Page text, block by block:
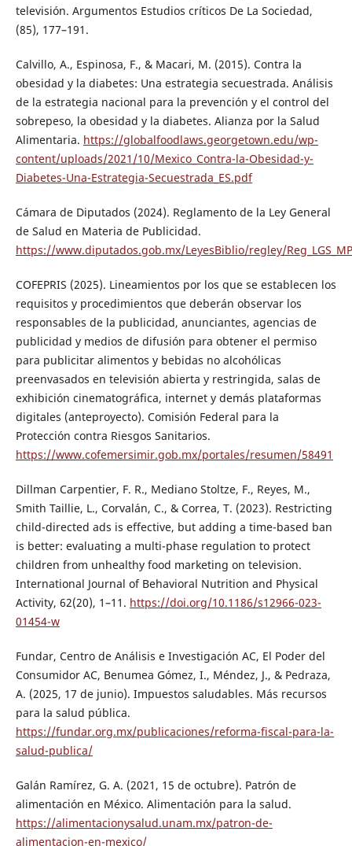
televisión. Argumentos Estudios críticos De La Sociedad,
(85), 177–191.
Calvillo, A., Espinosa, F., & Macari, M. (2015). Contra la
obesidad y la diabetes: Una estrategia secuestrada. Análisis
de la estrategia nacional para la prevención y el control del
sobrepeso, la obesidad y la diabetes. Alianza por la Salud
Alimentaria. https://globalfoodlaws.georgetown.edu/wp-
content/uploads/2021/10/Mexico_Contra-la-Obesidad-y-
Diabetes-Una-Estrategia-Secuestrada_ES.pdf
Cámara de Diputados (2024). Reglamento de la Ley General
de Salud en Materia de Publicidad.
https://www.diputados.gob.mx/LeyesBiblio/regley/
COFEPRIS (2025). Lineamientos por los que se establecen los
requisitos y procedimientos que deberán observar los
responsables de la publicidad, anunciantes, agencias de
publicidad y medios de difusión para obtener el permiso
para publicitar alimentos y bebidas no alcohólicas
preenvasados en televisión abierta y restringida, salas de
exhibición cinematográfica, internet y demás plataformas
digitales (anteproyecto). Comisión Federal para la
Protección contra Riesgos Sanitarios.
https://www.cofemersimir.gob.mx/portales/resumen/58491
Dillman Carpentier, F. R., Mediano Stoltze, F., Reyes, M.,
Smith Taillie, L., Corvalán, C., & Correa, T. (2023). Restricting
child-directed ads is effective, but adding a time-based ban
is better: evaluating a multi-phase regulation to protect
children from unhealthy food marketing on television.
International Journal of Behavioral Nutrition and Physical
Activity, 62(20), 1–11. https://doi.org/10.1186/s12966-023-
01454-w
Fundar, Centro de Análisis e Investigación AC, El Poder del
Consumidor AC, Benumea Gómez, I., Méndez, J., & Pedraza,
A. (2025, 17 de junio). Impuestos saludables. Más recursos
para la salud pública.
https://fundar.org.mx/publicaciones/reforma-fiscal-para-la-
salud-publica/
Galán Ramírez, G. A. (2021, 15 de octubre). Patrón de
alimentación en México. Alimentación para la salud.
https://alimentacionysalud.unam.mx/patron-de-
alimentacion-en-mexico/